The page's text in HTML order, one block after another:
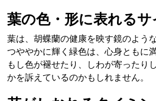
葉の色・形に表れるサ
葉は、胡蝶蘭の健康を映す鏡のような
つややかに輝く緑色は、心身ともに
もし色が褪せたり、しわが寄ったり
かを訴えているのかもしれません。